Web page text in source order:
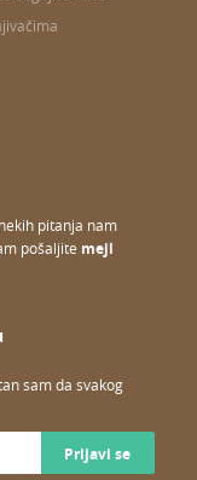
pitanja nam
pošaljite mejl
sam da svakog
Prijavi se